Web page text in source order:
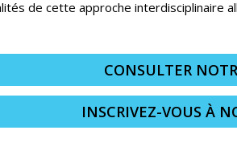
de cette approche interdisciplinaire
CONSULTER
INSCRIVEZ-VOUS À